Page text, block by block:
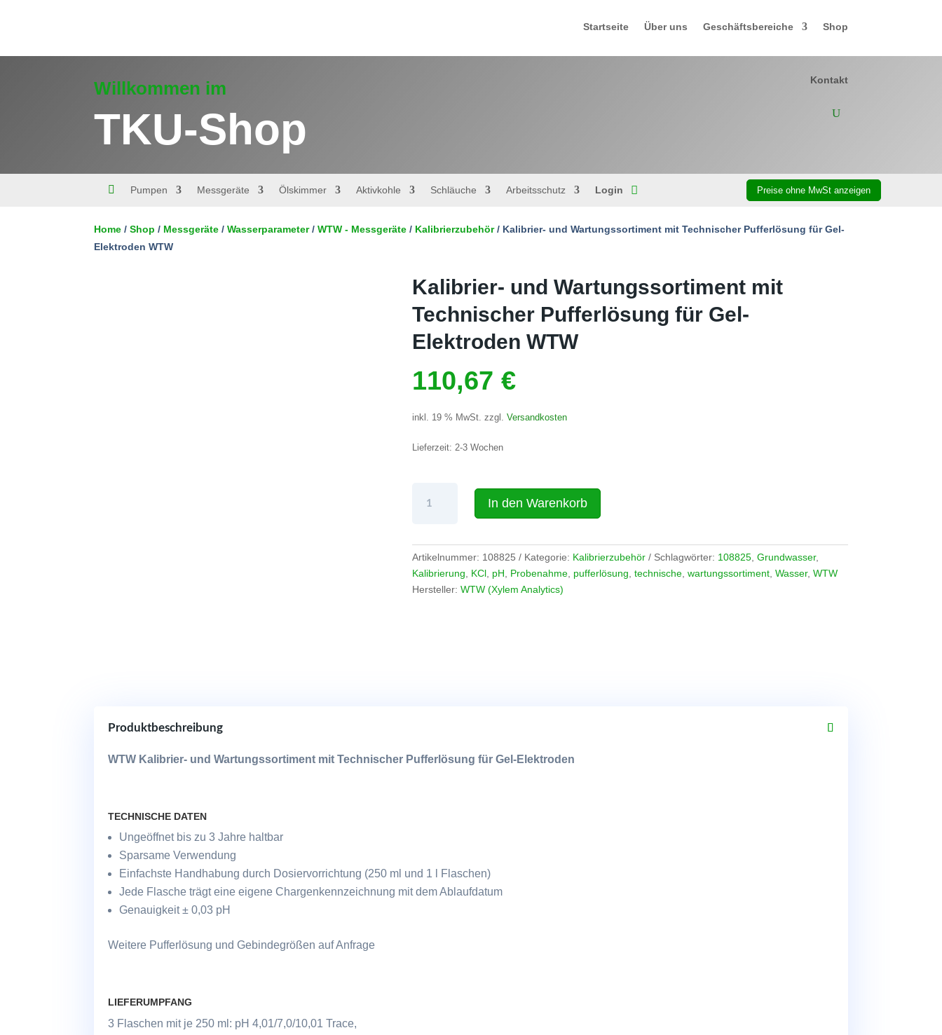
Startseite Über uns Geschäftsbereiche Shop
Kontakt
Willkommen im
TKU-Shop
 Pumpen Messgeräte Ölskimmer Aktivkohle Schläuche Arbeitsschutz Login
Home /Shop / Messgeräte /Wasserparameter/WTW - Messgeräte / Kalibrierzubehör/ Kalibrier- und Wartungssortiment mit Technischer Pufferlösung für Gel-
Elektroden WTW
Kalibrier- und Wartungssortiment mit
Technischer Pufferlösung für Gel-
Elektroden WTW
110,67€
inkl. 19 % MwSt. zzgl.Versandkosten
Lieferzeit:2-3 Wochen
und
Wartungssortiment
Technischer
Pufferlösung
für
In den Warenkorb
Artikelnummer: 108825 Kategorie: Kalibrierzubehör Schlagwörter: 108825,Grundwasser,
Kalibrierung, KCl, pH, Probenahme, pufferlösung,technische,wartungssortiment,Wasser,WTW
Hersteller:WTW (Xylem Analytics)
Produktbeschreibung
WTW Kalibrier- und Wartungssortiment mit Technischer Pufferlösung für Gel-Elektroden
TECHNISCHE DATEN
Ungeöffnet bis zu 3 Jahre haltbar
Sparsame Verwendung
Einfachste Handhabung durch Dosiervorrichtung (250 ml und 1 l Flaschen)
Jede Flasche trägt eine eigene Chargenkennzeichnung mit dem Ablaufdatum
Genauigkeit ± 0,03 pH
Weitere Pufferlösung und Gebindegrößen auf Anfrage
LIEFERUMPFANG
3 Flaschen mit je 250 ml: pH 4,01/7,0/10,01 Trace,